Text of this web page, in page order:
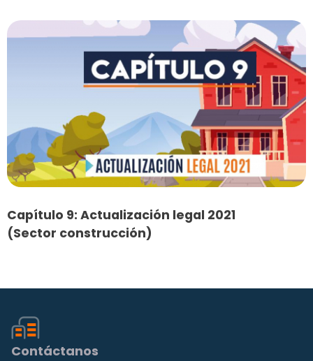
Capítulo 9: Actualización legal 2021
(Sector construcción)
Contáctanos